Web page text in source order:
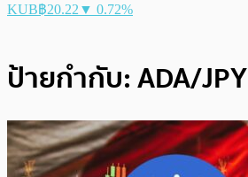
KUB฿20.22 ▼ 0.72%
ป้ายกำกับ:ADA/JPY